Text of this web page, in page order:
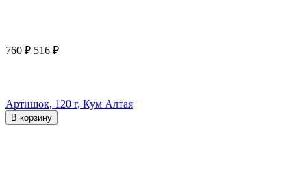
760 ₽ 516 ₽
Артишок, 120 г, Кум Алтая
В корзину